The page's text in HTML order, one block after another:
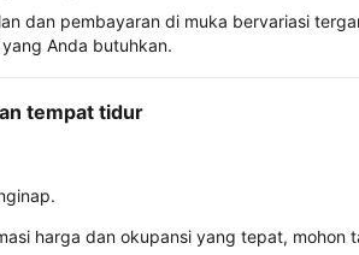
dan pembayaran di muka bervariasi
Anda butuhkan.
tempat tidur
harga dan okupansi yang tepat,